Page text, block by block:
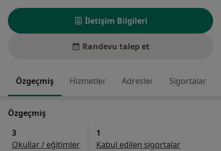
İletişim Bilgileri
Randevu talep et
Özgeçmiş Hizmetler Adresler Sigortalar
Özgeçmiş
3
Okullar / eğitimler
1
Kabul edilen sigortalar